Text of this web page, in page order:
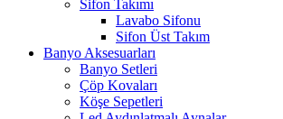
Sifon Takımı
Lavabo Sifonu
Sifon Üst Takım
Banyo Aksesuarları
Banyo Setleri
Çöp Kovaları
Köşe Sepetleri